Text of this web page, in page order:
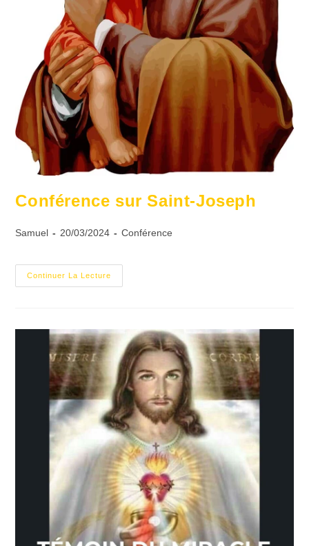
Conférence sur Saint-Joseph
Samuel 20/03/2024 Conférence
Continuer La Lecture